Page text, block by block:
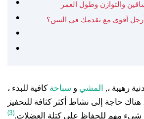
أرجل أقوى مع تقدمك في السن؟
رهيبة ،, المشي و سباحة كافية للبدء ،
حاجة إلى نشاط أكثر كثافة للتحفيز
شيء مهم للحفاظ على كتلة العضلات.